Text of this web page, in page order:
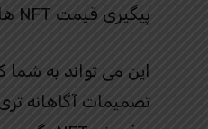
پیگیری قیمت NFT های مشابه است.
این می تواند به شما
تصمیمات آگاهانه